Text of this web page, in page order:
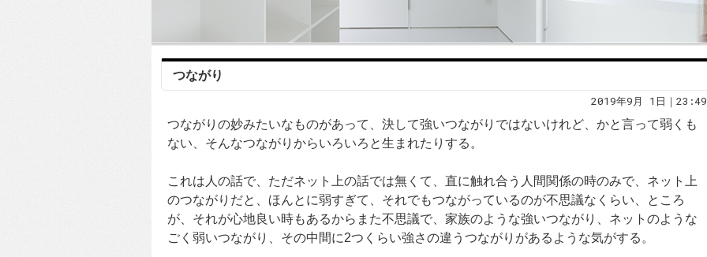
つながり
2019年9月 1日｜23:49
つながりの妙みたいなものがあって、決して強いつながりではないけれど、かと言って弱くも
ない、そんなつながりからいろいろと生まれたりする。
これは人の話で、ただネット上の話では無くて、直に触れ合う人間関係の時のみで、ネット上
のつながりだと、ほんとに弱すぎて、それでもつながっているのが不思議なくらい、ところ
が、それが心地良い時もあるからまた不思議で、家族のような強いつながり、ネットのような
ごく弱いつながり、その中間に2つくらい強さの違うつながりがあるような気がする。